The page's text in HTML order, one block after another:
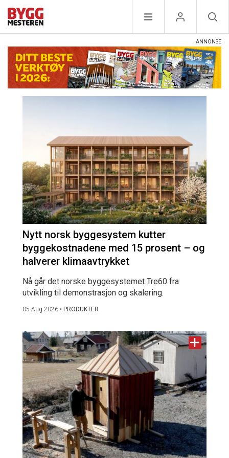
Nytt norsk byggesystem kutter
byggekostnadene med 15 prosent – og
halverer klimaavtrykket
Nå går det norske byggesystemet Tre60 fra
utvikling til demonstrasjon og skalering.
05 Aug 2026 • PRODUKTER